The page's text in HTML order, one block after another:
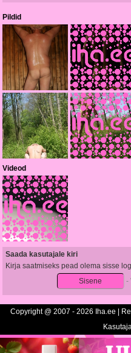
Pildid
Videod
Saada kasutajale kiri
Kirja saatmiseks pead olema sisse
Sisene
-
Copyright @ 2007 - 2026 Iha.ee |